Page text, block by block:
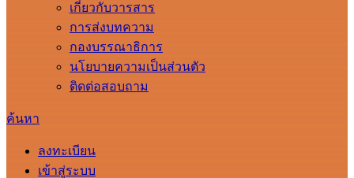
เกี่ยวกับวารสาร
การส่งบทความ
กองบรรณาธิการ
นโยบายความเป็นส่วนตัว
ติดต่อสอบถาม
ค้นหา
ลงทะเบียน
เข้าสู่ระบบ